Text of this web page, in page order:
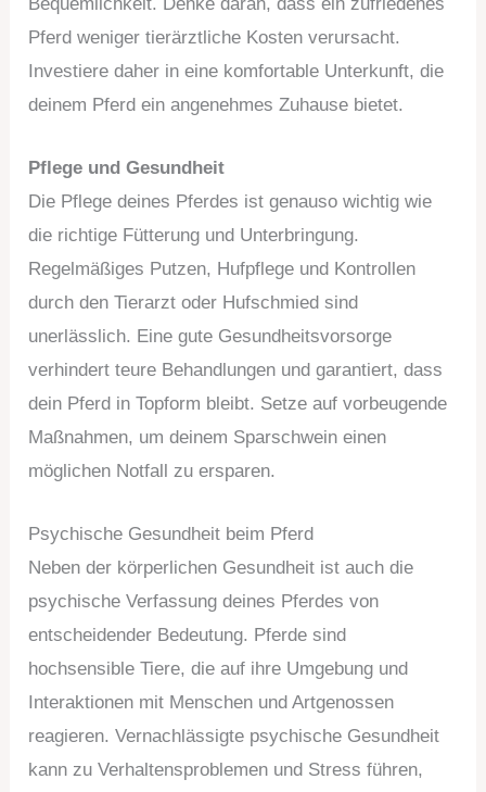
Pferd weniger tierärztliche Kosten verursacht.
Investiere daher in eine komfortable Unterkunft, die
deinem Pferd ein angenehmes Zuhause bietet.
Pflege und Gesundheit
Die Pflege deines Pferdes ist genauso wichtig wie
die richtige Fütterung und Unterbringung.
Regelmäßiges Putzen, Hufpflege und Kontrollen
durch den Tierarzt oder Hufschmied sind
unerlässlich. Eine gute Gesundheitsvorsorge
verhindert teure Behandlungen und garantiert, dass
dein Pferd in Topform bleibt. Setze auf vorbeugende
Maßnahmen, um deinem Sparschwein einen
möglichen Notfall zu ersparen.
Psychische Gesundheit beim Pferd
Neben der körperlichen Gesundheit ist auch die
psychische Verfassung deines Pferdes von
entscheidender Bedeutung. Pferde sind
hochsensible Tiere, die auf ihre Umgebung und
Interaktionen mit Menschen und Artgenossen
reagieren. Vernachlässigte psychische Gesundheit
kann zu Verhaltensproblemen und Stress führen,